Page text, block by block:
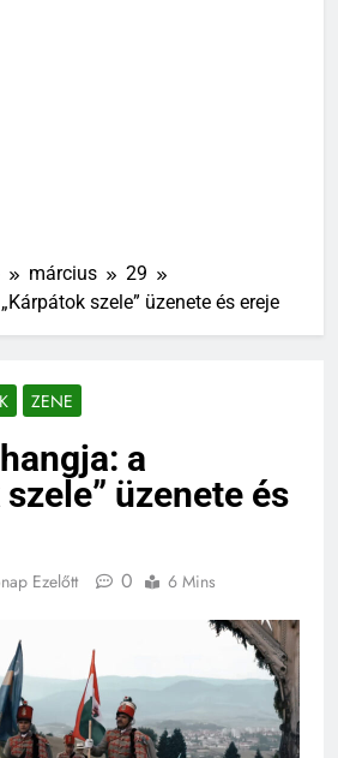
március
29
szele” üzenete és ereje
ZENE
a
üzenete és
Ezelőtt 0 6 Mins